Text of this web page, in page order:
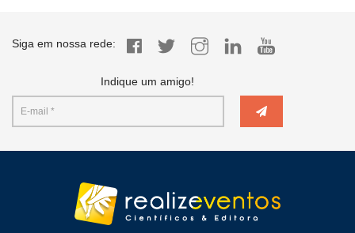
Siga em nossa rede:
Indique um amigo!